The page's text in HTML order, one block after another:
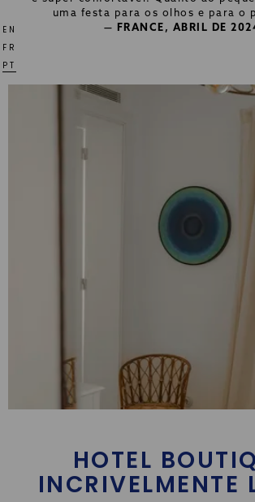
EN
FR
PT
uma festa para os olhos e para o
— FRANCE, ABRIL DE
HOTEL
INCRIVELMENTE